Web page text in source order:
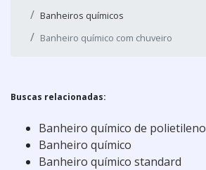
Banheiros químicos
Banheiro químico com chuveiro
Buscas relacionadas:
Banheiro químico de polietileno
Banheiro químico
Banheiro químico standard